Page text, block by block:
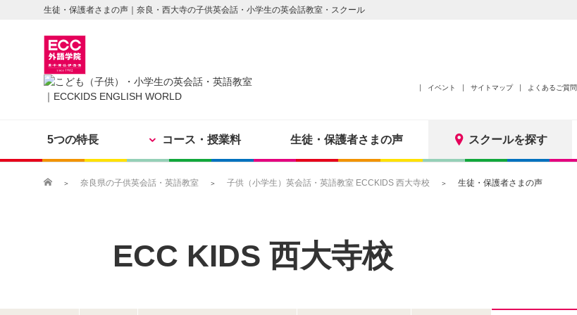
生徒・保護者さまの声｜奈良・西大寺の子供英会話・小学生の英会話教室・スクール
イベント サイトマップ よくあるご質問
5つの特長 コース・授業料 生徒・保護者さまの声 スクールを探す
奈良県の子供英会話・英語教室 子供（小学生）英会話・英語教室 ECCKIDS 西大寺校 生徒・保護者さまの声
ECC KIDS 西大寺校